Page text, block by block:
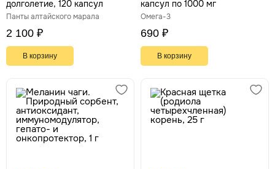
долголетие, 120 капсул
Панты алтайского марала
2 100 ₽
В корзину
капсул по 1000 мг
Омега-3
690 ₽
В корзину